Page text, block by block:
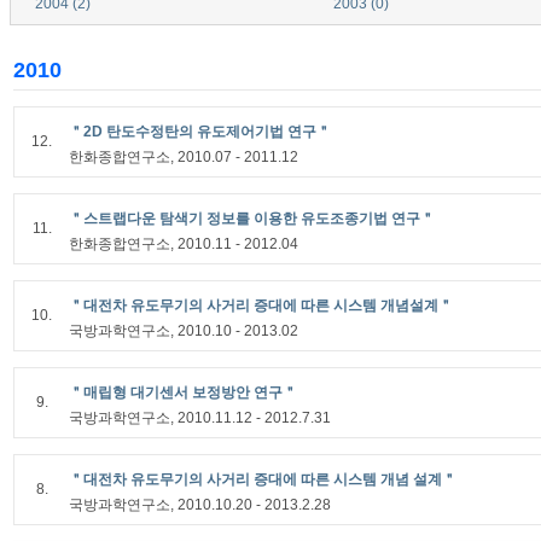
2004 (2)
2003 (0)
2010
12.
＂2D 탄도수정탄의 유도제어기법 연구＂
한화종합연구소, 2010.07 - 2011.12
11.
＂스트랩다운 탐색기 정보를 이용한 유도조종기법 연구＂
한화종합연구소, 2010.11 - 2012.04
10.
＂대전차 유도무기의 사거리 증대에 따른 시스템 개념설계＂
국방과학연구소, 2010.10 - 2013.02
9.
＂매립형 대기센서 보정방안 연구＂
국방과학연구소, 2010.11.12 - 2012.7.31
8.
＂대전차 유도무기의 사거리 증대에 따른 시스템 개념 설계＂
국방과학연구소, 2010.10.20 - 2013.2.28